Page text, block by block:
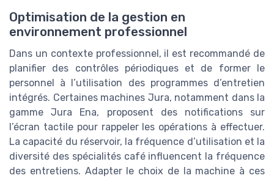
Optimisation de la gestion en
environnement professionnel
Dans un contexte professionnel, il est recommandé de
planifier des contrôles périodiques et de former le
personnel à l’utilisation des programmes d’entretien
intégrés. Certaines machines Jura, notamment dans la
gamme Jura Ena, proposent des notifications sur
l’écran tactile pour rappeler les opérations à effectuer.
La capacité du réservoir, la fréquence d’utilisation et la
diversité des spécialités café influencent la fréquence
des entretiens. Adapter le choix de la machine à ces